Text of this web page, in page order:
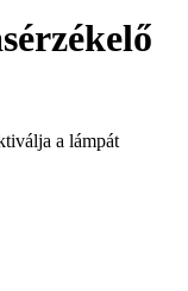
a lámpát